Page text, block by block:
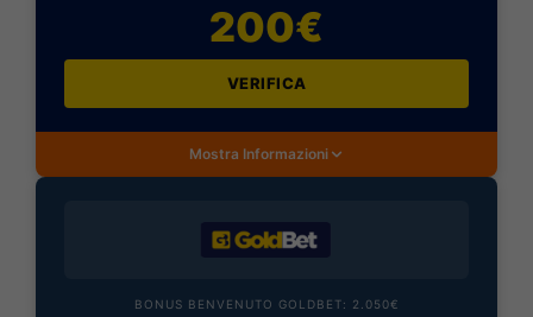
200€
VERIFICA
Mostra Informazioni
BONUS BENVENUTO GOLDBET: 2.050€